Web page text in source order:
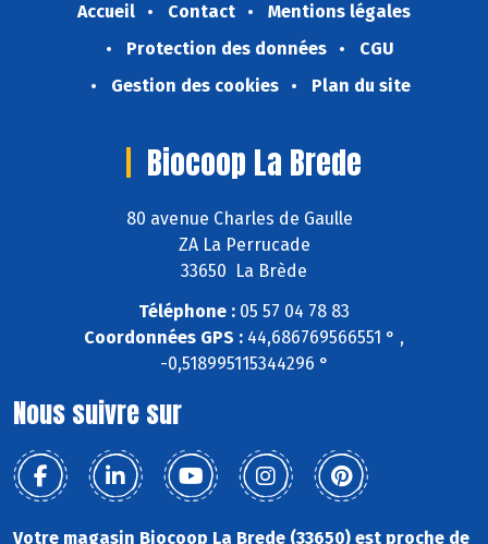
Accueil Contact
Mentions légales
Protection des données
CGU
Gestion des cookies
Plan du site
Biocoop La Brede
80 avenue Charles de Gaulle
ZA La Perrucade
33650 La Brède
Téléphone : 05 57 04 78 83
Coordonnées GPS : 44,686769566551 ° ,
-0,518995115344296 °
Nous suivre sur
Votre magasin Biocoop La Brede (33650) est proche de